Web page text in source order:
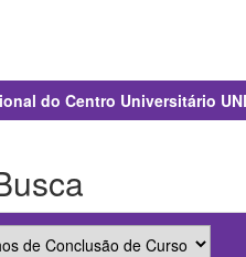
do Centro Universitário